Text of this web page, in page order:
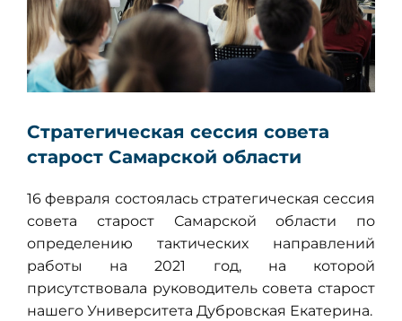
Стратегическая сессия совета
старост Самарской области
16 февраля состоялась стратегическая сессия
совета старост Самарской области по
определению тактических направлений
работы на 2021 год, на которой
присутствовала руководитель совета старост
нашего Университета Дубровская Екатерина.